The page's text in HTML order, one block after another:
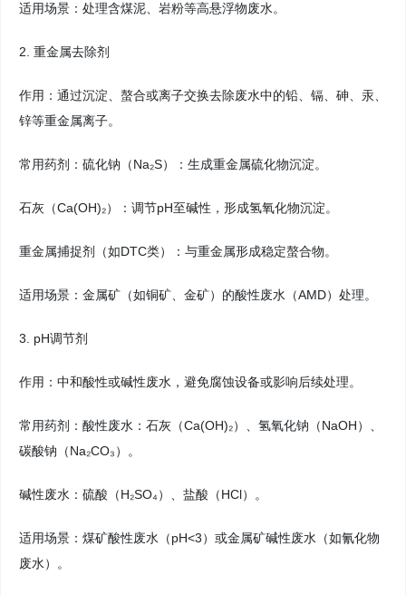
适用场景：处理含煤泥、岩粉等高悬浮物废水。
2. 重金属去除剂
作用：通过沉淀、螯合或离子交换去除废水中的铅、镉、砷、汞、
锌等重金属离子。
常用药剂：硫化钠（Na₂S）：生成重金属硫化物沉淀。
石灰（Ca(OH)₂）：调节pH至碱性，形成氢氧化物沉淀。
重金属捕捉剂（如DTC类）：与重金属形成稳定螯合物。
适用场景：金属矿（如铜矿、金矿）的酸性废水（AMD）处理。
3. pH调节剂
作用：中和酸性或碱性废水，避免腐蚀设备或影响后续处理。
常用药剂：酸性废水：石灰（Ca(OH)₂）、氢氧化钠（NaOH）、
碳酸钠（Na₂CO₃）。
碱性废水：硫酸（H₂SO₄）、盐酸（HCl）。
适用场景：煤矿酸性废水（pH<3）或金属矿碱性废水（如氰化物
废水）。